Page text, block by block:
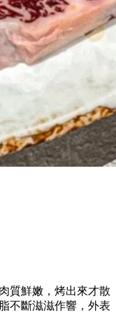
質鮮嫩，烤出來才散
不斷滋滋作響，外表